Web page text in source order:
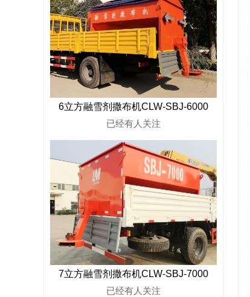
6立方融雪剂撒布机CLW-SBJ-6000
已经有人关注
7立方融雪剂撒布机CLW-SBJ-7000
已经有人关注